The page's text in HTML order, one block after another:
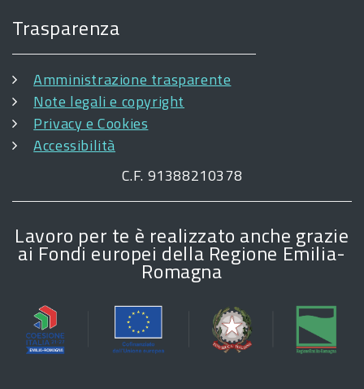
Trasparenza
Amministrazione trasparente
Note legali e copyright
Privacy e Cookies
Accessibilità
C.F. 91388210378
Lavoro per te è realizzato anche grazie
ai Fondi europei della Regione Emilia-
Romagna